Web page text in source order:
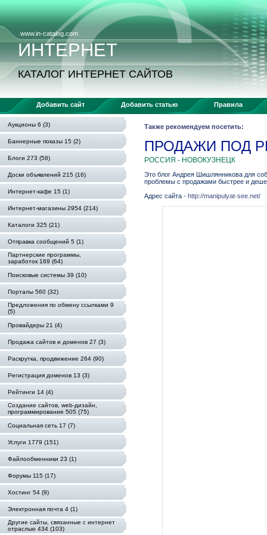
www.in-catalog.com
ИНТЕРНЕТ
КАТАЛОГ ИНТЕРНЕТ САЙТОВ
Добавить сайт Добавить статью Правила
Аукционы 6 (3)
Баннерные показы 15 (2)
Блоги 273 (58)
Доски объявлений 215 (16)
Интернет-кафе 15 (1)
Интернет-магазины 2954 (214)
Каталоги 325 (21)
Отправка сообщений 5 (1)
Партнерские программы,
заработок 169 (64)
Поисковые системы 39 (10)
Порталы 560 (32)
Предложения по обмену ссылками 9
(5)
Провайдеры 21 (4)
Продажа сайтов и доменов 27 (3)
Раскрутка, продвижение 264 (90)
Регистрация доменов 13 (3)
Рейтинги 14 (4)
Создание сайтов, web-дизайн,
программирование 505 (75)
Социальная сеть 17 (7)
Услуги 1779 (151)
Файлообменники 23 (1)
Форумы 115 (17)
Хостинг 54 (9)
Электронная почта 4 (1)
Другие сайты, связанные с интернет
отраслью 434 (103)
Также рекомендуем посетить:
ПРОДАЖИ ПОД
РОССИЯ - НОВОКУЗНЕЦК
Это блог Андрея Шишлянникова для
проблемы с продажами быстрее и
Адрес сайта - http://manipulyat-see.net/